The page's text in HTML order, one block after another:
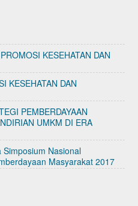
KESEHATAN DAN
KESEHATAN DAN
PEMBERDAYAAN
UMKM DI ERA
Nasional
Masyarakat 2017